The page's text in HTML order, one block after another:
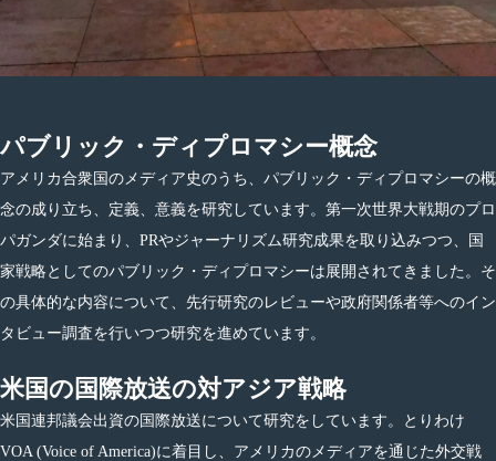
パブリック・ディプロマシー概念
アメリカ合衆国のメディア史のうち、パブリック・ディプロマシーの概
念の成り立ち、定義、意義を研究しています。第一次世界大戦期のプロ
パガンダに始まり、PRやジャーナリズム研究成果を取り込みつつ、国
家戦略としてのパブリック・ディプロマシーは展開されてきました。そ
の具体的な内容について、先行研究のレビューや政府関係者等へのイン
タビュー調査を行いつつ研究を進めています。
米国の国際放送の対アジア戦略
米国連邦議会出資の国際放送について研究をしています。とりわけ
VOA (Voice of America)に着目し、アメリカのメディアを通じた外交戦